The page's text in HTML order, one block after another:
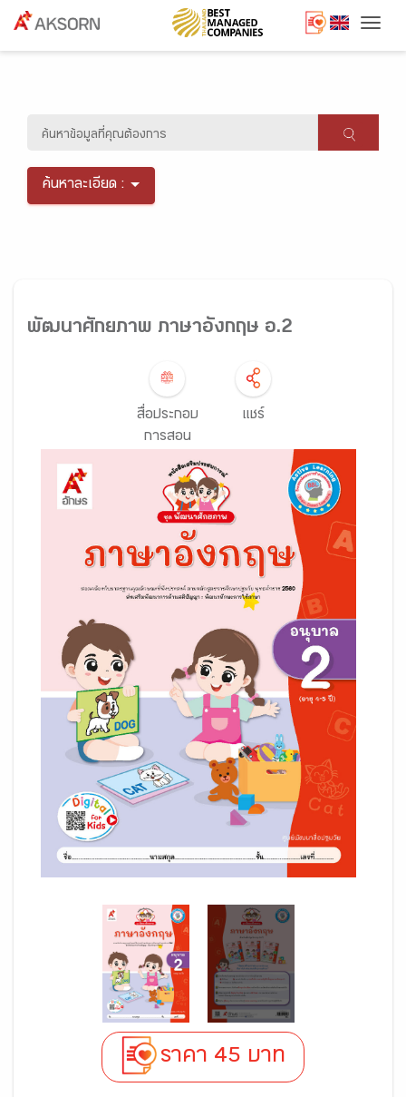
ค้นหาละเอียด :
พัฒนาศักยภาพ ภาษาอังกฤษ อ.2
สื่อประกอบ
การสอน
แชร์
ราคา 45 บาท